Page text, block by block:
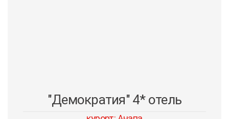
"Демократия" 4* отель